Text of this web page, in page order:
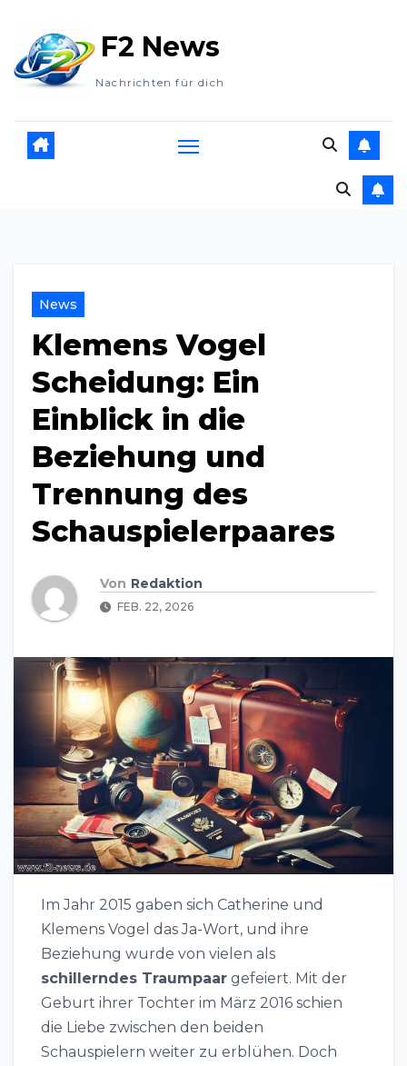
Inhalt
springen
F2 News
Nachrichten für dich
News
Klemens Vogel
Scheidung: Ein
Einblick in die
Beziehung und
Trennung des
Schauspielerpaares
Von Redaktion
FEB. 22, 2026
Im Jahr 2015 gaben sich Catherine und
Klemens Vogel das Ja-Wort, und ihre
Beziehung wurde von vielen als
schillerndes Traumpaar gefeiert. Mit der
Geburt ihrer Tochter im März 2016 schien
die Liebe zwischen den beiden
Schauspielern weiter zu erblühen. Doch